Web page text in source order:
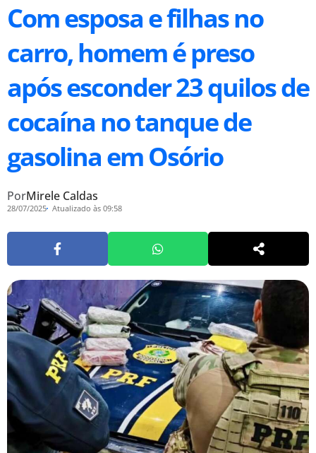
Com esposa e filhas no
carro, homem é preso
após esconder 23 quilos de
cocaína no tanque de
gasolina em Osório
PorMirele Caldas
28/07/2025 Atualizado às 09:58